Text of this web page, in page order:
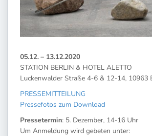
05.12. – 13.12.2020
STATION BERLIN & HOTEL ALETTO
Luckenwalder Straße 4-6 & 12-14, 10963
PRESSEMITTEILUNG
Pressefotos zum Download
Pressetermin: 5. Dezember, 14-16 Uhr
Um Anmeldung wird gebeten unter: